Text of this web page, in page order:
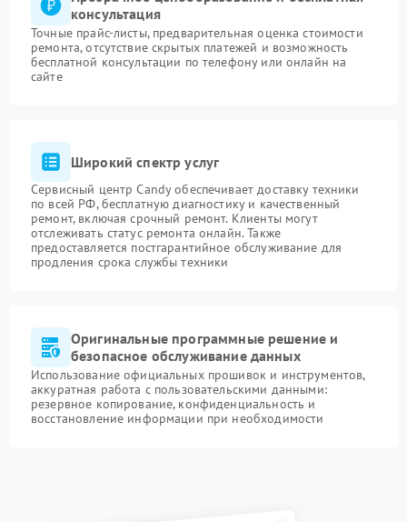
консультация
Точные прайс-листы, предварительная оценка стоимости
ремонта, отсутствие скрытых платежей и возможность
бесплатной консультации по телефону или онлайн на
сайте
Широкий спектр услуг
Сервисный центр Candy обеспечивает доставку техники
по всей РФ, бесплатную диагностику и качественный
ремонт, включая срочный ремонт. Клиенты могут
отслеживать статус ремонта онлайн. Также
предоставляется постгарантийное обслуживание для
продления срока службы техники
Оригинальные программные решение и
безопасное обслуживание данных
Использование официальных прошивок и инструментов,
аккуратная работа с пользовательскими данными:
резервное копирование, конфиденциальность и
восстановление информации при необходимости